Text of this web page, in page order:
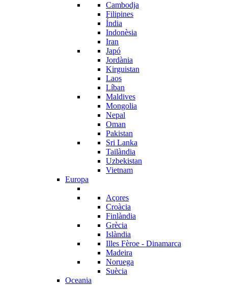
Cambodja
Filipines
Índia
Indonèsia
Iran
Japó
Jordània
Kirguistan
Laos
Líban
Maldives
Mongolia
Nepal
Oman
Pakistan
Sri Lanka
Tailàndia
Uzbekistan
Vietnam
Europa
Açores
Croàcia
Finlàndia
Grècia
Islàndia
Illes Fèroe - Dinamarca
Madeira
Noruega
Suècia
Oceania